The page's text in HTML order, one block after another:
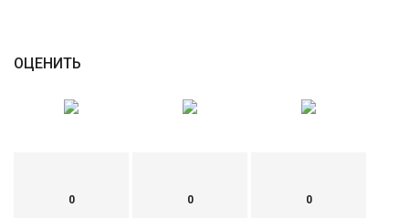
ОЦЕНИТЬ
0 0 0